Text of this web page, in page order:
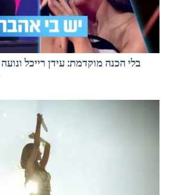
בלי הכנה מוקדמת: עידן רייכל